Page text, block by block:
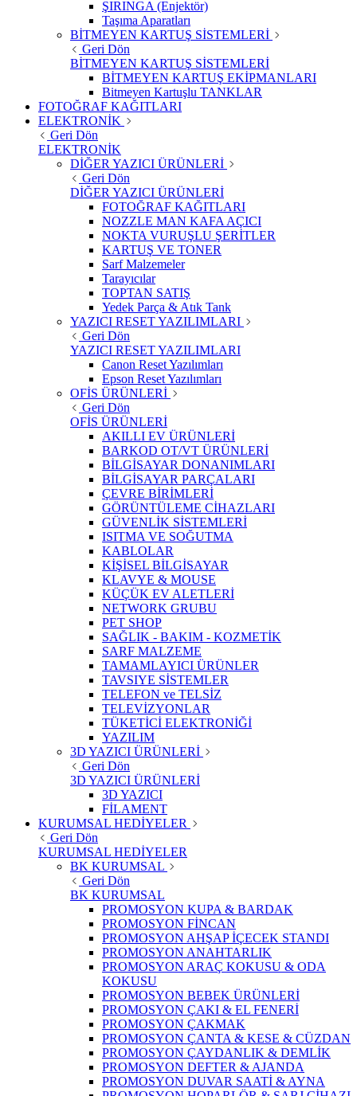
ŞIRINGA (Enjektör)
Taşıma Aparatları
BİTMEYEN KARTUŞ SİSTEMLERİ
Geri Dön
BİTMEYEN KARTUŞ SİSTEMLERİ
BİTMEYEN KARTUŞ EKİPMANLARI
Bitmeyen Kartuşlu TANKLAR
FOTOĞRAF KAĞITLARI
ELEKTRONİK
Geri Dön
ELEKTRONİK
DİĞER YAZICI ÜRÜNLERİ
Geri Dön
DİĞER YAZICI ÜRÜNLERİ
FOTOĞRAF KAĞITLARI
NOZZLE MAN KAFA AÇICI
NOKTA VURUŞLU ŞERİTLER
KARTUŞ VE TONER
Sarf Malzemeler
Tarayıcılar
TOPTAN SATIŞ
Yedek Parça & Atık Tank
YAZICI RESET YAZILIMLARI
Geri Dön
YAZICI RESET YAZILIMLARI
Canon Reset Yazılımları
Epson Reset Yazılımları
OFİS ÜRÜNLERİ
Geri Dön
OFİS ÜRÜNLERİ
AKILLI EV ÜRÜNLERİ
BARKOD OT/VT ÜRÜNLERİ
BİLGİSAYAR DONANIMLARI
BİLGİSAYAR PARÇALARI
ÇEVRE BİRİMLERİ
GÖRÜNTÜLEME CİHAZLARI
GÜVENLİK SİSTEMLERİ
ISITMA VE SOĞUTMA
KABLOLAR
KİŞİSEL BİLGİSAYAR
KLAVYE & MOUSE
KÜÇÜK EV ALETLERİ
NETWORK GRUBU
PET SHOP
SAĞLIK - BAKIM - KOZMETİK
SARF MALZEME
TAMAMLAYICI ÜRÜNLER
TAVSIYE SİSTEMLER
TELEFON ve TELSİZ
TELEVİZYONLAR
TÜKETİCİ ELEKTRONİĞİ
YAZILIM
3D YAZICI ÜRÜNLERİ
Geri Dön
3D YAZICI ÜRÜNLERİ
3D YAZICI
FİLAMENT
KURUMSAL HEDİYELER
Geri Dön
KURUMSAL HEDİYELER
BK KURUMSAL
Geri Dön
BK KURUMSAL
PROMOSYON KUPA & BARDAK
PROMOSYON FİNCAN
PROMOSYON AHŞAP İÇECEK STANDI
PROMOSYON ANAHTARLIK
PROMOSYON ARAÇ KOKUSU & ODA
KOKUSU
PROMOSYON BEBEK ÜRÜNLERİ
PROMOSYON ÇAKI & EL FENERİ
PROMOSYON ÇAKMAK
PROMOSYON ÇANTA & KESE & CÜZDAN
PROMOSYON ÇAYDANLIK & DEMLİK
PROMOSYON DEFTER & AJANDA
PROMOSYON DUVAR SAATİ & AYNA